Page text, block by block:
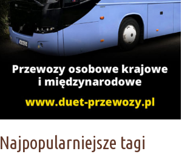
Najpopularniejsze tagi